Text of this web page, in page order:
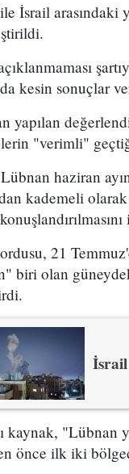
İsrail arasındaki
kesin sonuçlar
yapılan
"verimli"
haziran
kademeli
21
biri olan
kaynak, "Lübnan
önce ilk iki